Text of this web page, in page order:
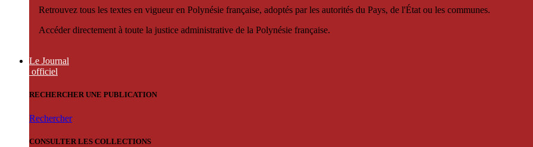
Retrouvez tous les textes en vigueur en Polynésie française, adoptés par les autorités du Pays, de l'État ou les communes.
Accéder directement à toute la justice administrative de la Polynésie française.
Le Journal
officiel
RECHERCHER UNE PUBLICATION
Rechercher
CONSULTER LES COLLECTIONS